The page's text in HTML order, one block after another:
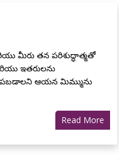
మీరు తన పరిశుద్ధాత్మతో
ఇతరులను
ఆయన మిమ్మును
Read More